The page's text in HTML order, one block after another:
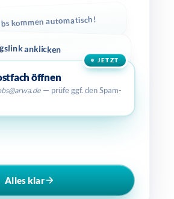
JETZT
öffnen
— prüfe ggf. den Spam-
anklicken
kommen automatisch!
Alles klar